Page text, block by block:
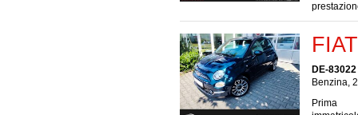
DE-
Benzina,
Prima